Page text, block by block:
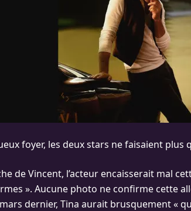
foyer, les deux stars ne faisaient plus
de Vincent, l’acteur encaisserait mal
». Aucune photo ne confirme cette
dernier, Tina aurait brusquement «